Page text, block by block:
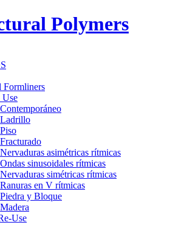
Polymers
Formliners
Use
Contemporáneo
Ladrillo
Piso
Fracturado
Nervaduras asimétricas rítmicas
Ondas sinusoidales rítmicas
Nervaduras simétricas rítmicas
Ranuras en V rítmicas
Piedra y Bloque
Madera
Use